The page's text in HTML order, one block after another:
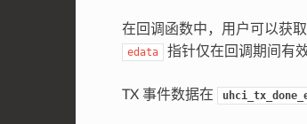
在回调函数中，用户可以获
edata 指针仅在回调期间有
TX 事件数据在